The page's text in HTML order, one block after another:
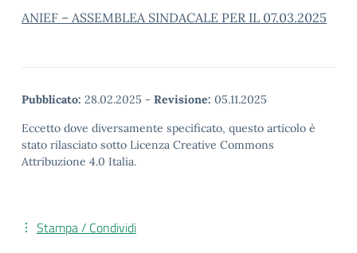
ANIEF – ASSEMBLEA SINDACALE PER IL 07.03.2025
Pubblicato: 28.02.2025 - Revisione: 05.11.2025
Eccetto dove diversamente specificato, questo articolo è
stato rilasciato sotto Licenza Creative Commons
Attribuzione 4.0 Italia.
Stampa / Condividi